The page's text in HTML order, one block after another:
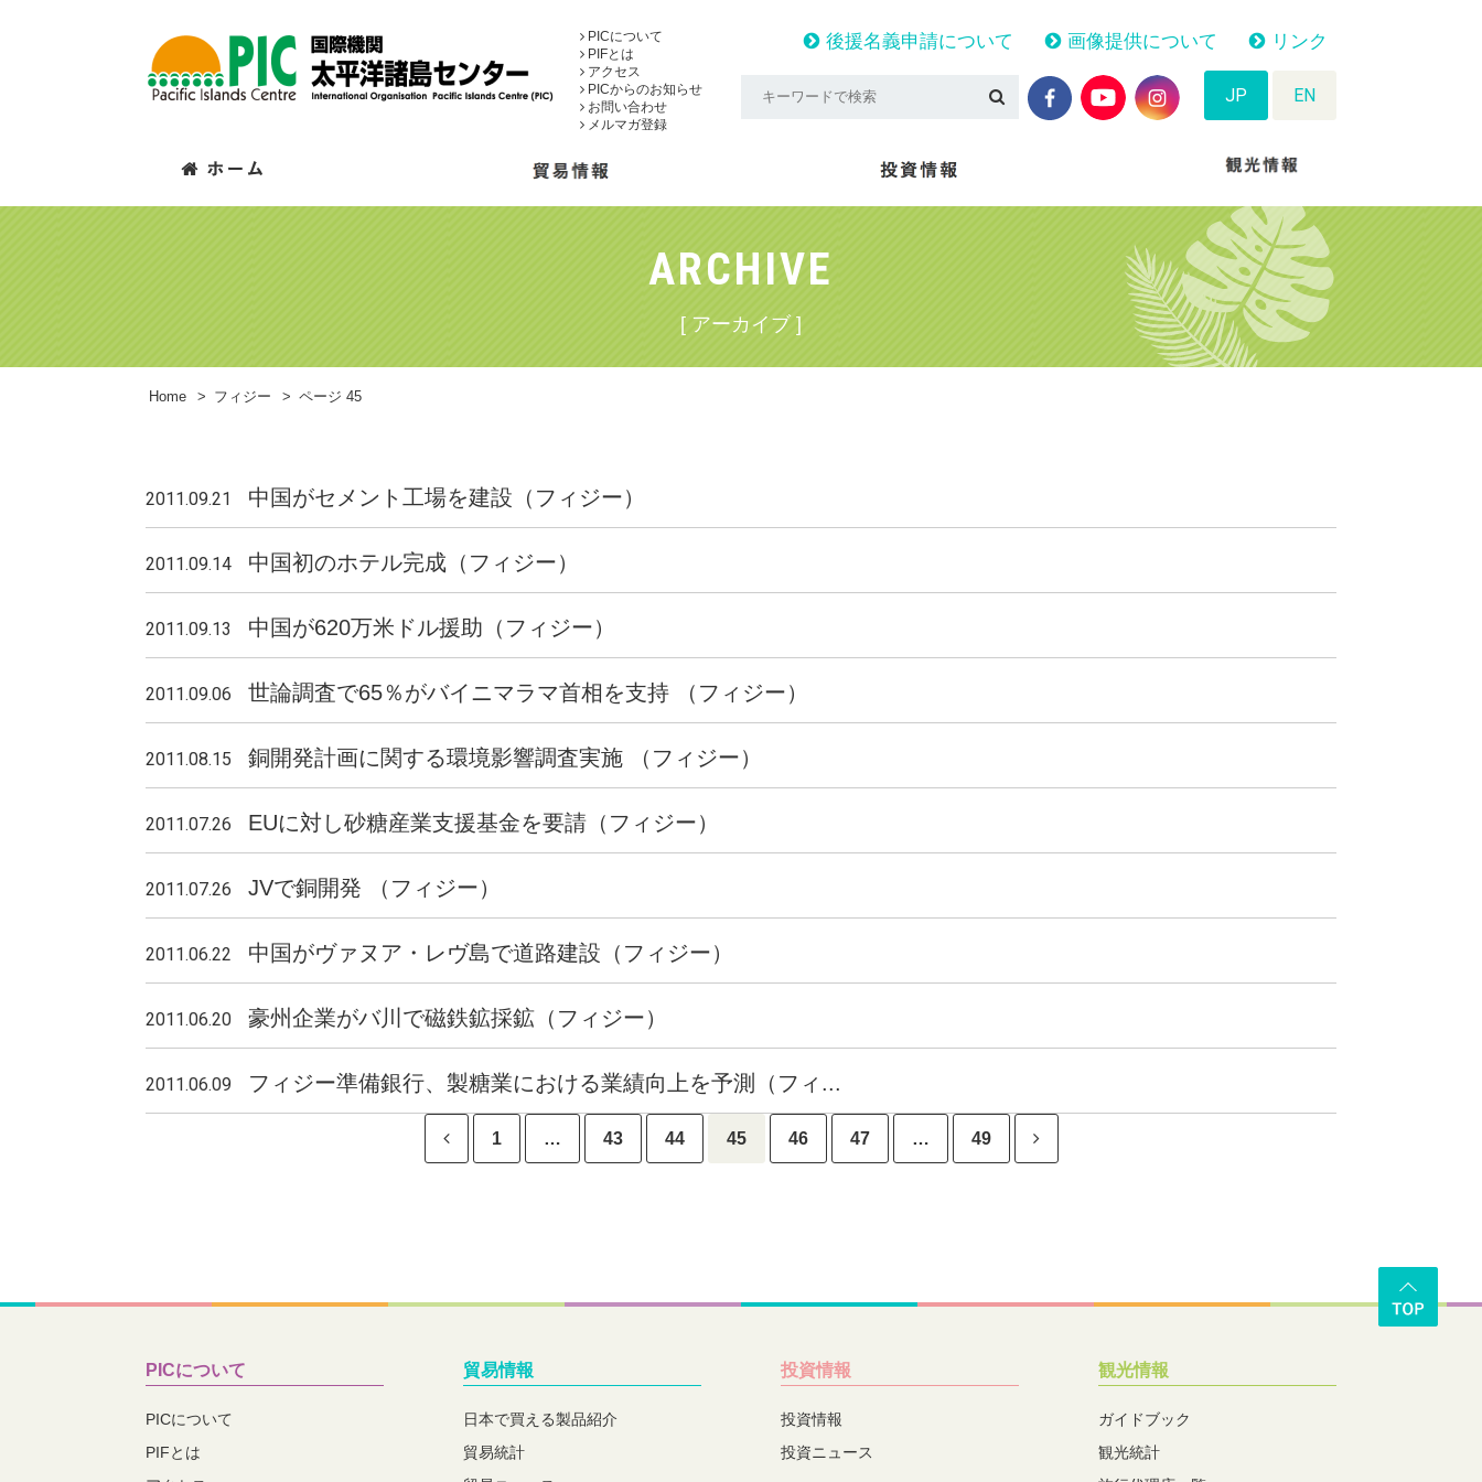
PICについて
PIFとは
アクセス
PICからのお知らせ
お問い合わせ
メルマガ登録
後援名義申請について 画像提供について リンク
JP EN
ARCHIVE
[ アーカイブ ]
Home > フィジー > ページ 45
2011.09.21 中国がセメント工場を建設（フィジー）
2011.09.14 中国初のホテル完成（フィジー）
2011.09.13 中国が620万米ドル援助（フィジー）
2011.09.06 世論調査で65％がバイニマラマ首相を支持 （フィジー）
2011.08.15 銅開発計画に関する環境影響調査実施 （フィジー）
2011.07.26 EUに対し砂糖産業支援基金を要請（フィジー）
2011.07.26 JVで銅開発 （フィジー）
2011.06.22 中国がヴァヌア・レヴ島で道路建設（フィジー）
2011.06.20 豪州企業がバ川で磁鉄鉱採鉱（フィジー）
2011.06.09 フィジー準備銀行、製糖業における業績向上を予測（フィ...
1 … 43 44 45 46 47 … 49
PICについて
PICについて
PIFとは
貿易情報
日本で買える製品紹介
貿易統計
投資情報
投資情報
投資ニュース
観光情報
ガイドブック
観光統計